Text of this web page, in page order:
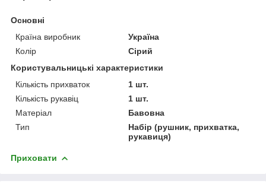
Основні
Країна виробник
Україна
Колір
Сірий
Користувальницькі характеристики
Кількість прихваток
1 шт.
Кількість рукавіц
1 шт.
Матеріал
Бавовна
Тип
Набір (рушник, прихватка,
рукавиця)
Приховати